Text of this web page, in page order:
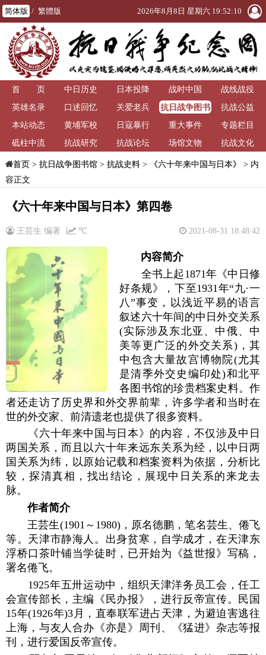
简体版 / 繁體版 2026年8月8日 星期六 19:52:10
首 页 中日历史 日本投降 战时中国
战线战役
英雄名录
口述回忆 关爱老兵
抗日战争图书
馆
抗战公益
本站动态
黄埔军校 日寇暴行 重大事件
专题栏目
砥柱中流
抗战研究 抗战论坛 场馆文物 抗战文化
首页> 抗日战争图书馆> 抗战史料> 《六十年来中国与日本》
> 内
容正文
《六十年来中国与日本》第四卷
王芸生 编著 2021-08-31 18:48:42
℃
内容简介
全书上起1871年《中日修
好条规》，下至1931年“九·一
八”事变，以浅近平易的语言
叙述六十年间的中日外交关系
(实际涉及东北亚、中俄、中
美等更广泛的外交关系)，其
中包含大量故宫博物院(尤其
是清季外交史编印处)和北平
各图书馆的珍贵档案史料。作
者还走访了历史界和外交界前辈，许多学者和当时在
世的外交家、前清遗老也提供了很多资料。
《六十年来中国与日本》的内容，不仅涉及中日
两国关系，而且以六十年来远东关系为经，以中日两
国关系为纬，以原始记载和档案资料为依据，分析比
较，探清真相，找出结论，展现中日关系的来龙去
脉。
作者简介
王芸生(1901～1980)，原名德鹏，笔名芸生、倦飞
等。天津市静海人。出身贫寒，自学成才，在天津东
浮桥口茶叶铺当学徒时，已开始为《益世报》写稿，
署名倦飞。
1925年五卅运动中，组织天津洋务员工会，任工
会宣传部长，主编《民办报》，进行反帝宣传。民国
15年(1926年)3月，直奉联军进占天津，为避迫害逃往
上海，与友人合办《亦是》周刊、《猛进》杂志等报
刊，进行爱国反帝宣传。